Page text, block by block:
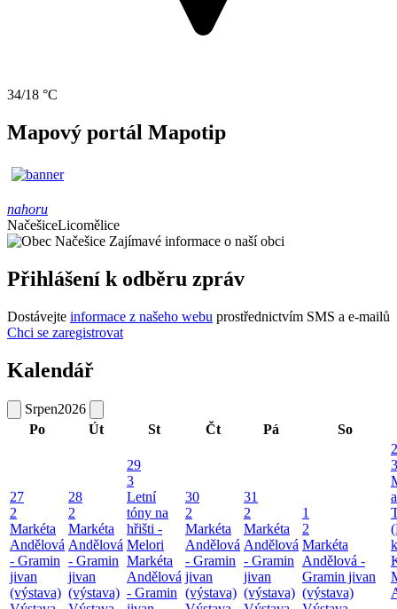
34/18 °C
Mapový portál Mapotip
nahoru
NačešiceLicomělice
Zajímavé informace o naší obci
Přihlášení k odběru zpráv
Dostávejte informace z našeho webu prostřednictvím SMS a e-mailů
Chci se zaregistrovat
Kalendář
Srpen2026
Po
Út St Čt Pá So
27
2
Markéta
Andělová
- Gramin
jivan
(výstava)
28
2
Markéta
Andělová
- Gramin
jivan
(výstava)
29
3
Letní
tóny na
hřišti -
Melori
Markéta
Andělová
- Gramin
30
2
Markéta
Andělová
- Gramin
jivan
(výstava)
31
2
Markéta
Andělová
- Gramin
jivan
(výstava)
1
2
Markéta
Andělová -
Gramin jivan
(výstava)
2
3